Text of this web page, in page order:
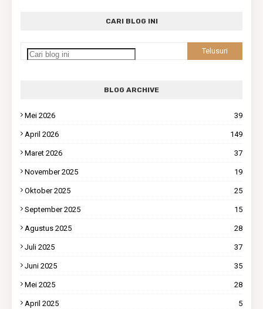
CARI BLOG INI
BLOG ARCHIVE
Mei 2026 39
April 2026 149
Maret 2026 37
November 2025 19
Oktober 2025 25
September 2025 15
Agustus 2025 28
Juli 2025 37
Juni 2025 35
Mei 2025 28
April 2025 5